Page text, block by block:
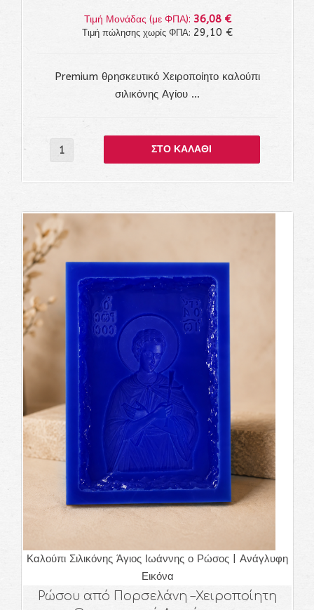
Τιμή Μονάδας (με ΦΠΑ): 36,08 €
Τιμή πώλησης χωρίς ΦΠΑ: 29,10 €
Premium θρησκευτικό Χειροποίητο καλούπι
σιλικόνης Αγίου ...
Καλούπι Σιλικόνης Άγιος Ιωάννης ο Ρώσος | Ανάγλυφη
Εικόνα
Ανάγλυφη Εικόνα Αγίου Ιωάννη του
Ρώσου από Πορσελάνη –Χειροποίητη